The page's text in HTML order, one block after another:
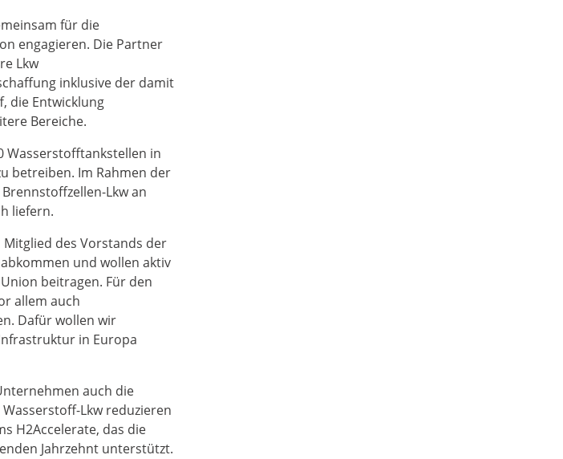
für die
engagieren. Die Partner
Lkw
inklusive der damit
die Entwicklung
Bereiche.
Wasserstofftankstellen in
betreiben. Im Rahmen der
Lkw an
liefern.
des Vorstands der
und wollen aktiv
beitragen. Für den
allem auch
Dafür wollen wir
in Europa
auch die
Lkw reduzieren
H2Accelerate, das die
Jahrzehnt unterstützt.